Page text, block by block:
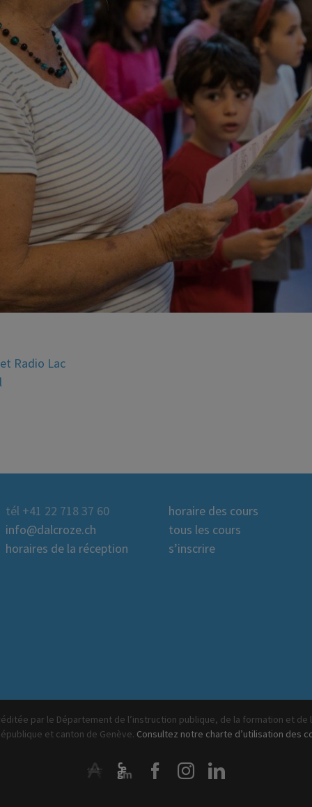
Radio Lac
tél +41 22 718 37 60
info@dalcroze.ch
horaires de la réception
horaire des cours
tous les cours
s’inscrire
par le Département de l’instruction publique, de la formation et de
et canton de Genève. Consultez notre charte d’utilisation des
ArtistiQua
CEGM Facebook
Instagram
LinkedIn